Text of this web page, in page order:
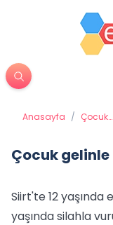
Anasayfa / Çocuk
Çocuk gelinle
Siirt'te 12 yaşında
yaşında silahla